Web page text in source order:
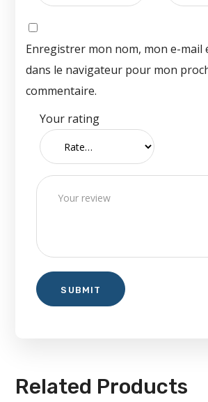
Enregistrer mon nom, mon e-mail
dans le navigateur pour mon
commentaire.
Your rating
Related Products